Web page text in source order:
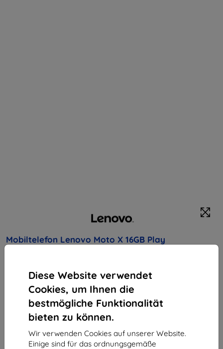
Diese Website verwendet
Cookies, um Ihnen die
bestmögliche Funktionalität
bieten zu können.
Wir verwenden Cookies auf unserer Website.
Einige sind für das ordnungsgemäße
Mobiltelefon Lenovo Moto X 16GB Play
Kaufen Sie dieses Gerät und erhalten Sie
Rabatt
auf sämtliches Zubehör dafür!
299,90 €
269,92 €
ohne MWSt226,82 €